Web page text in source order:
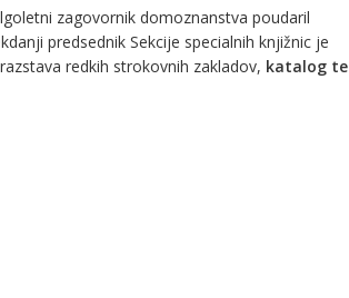
zagovornik domoznanstva poudaril
predsednik Sekcije specialnih knjižnic je
redkih strokovnih zakladov, katalog te